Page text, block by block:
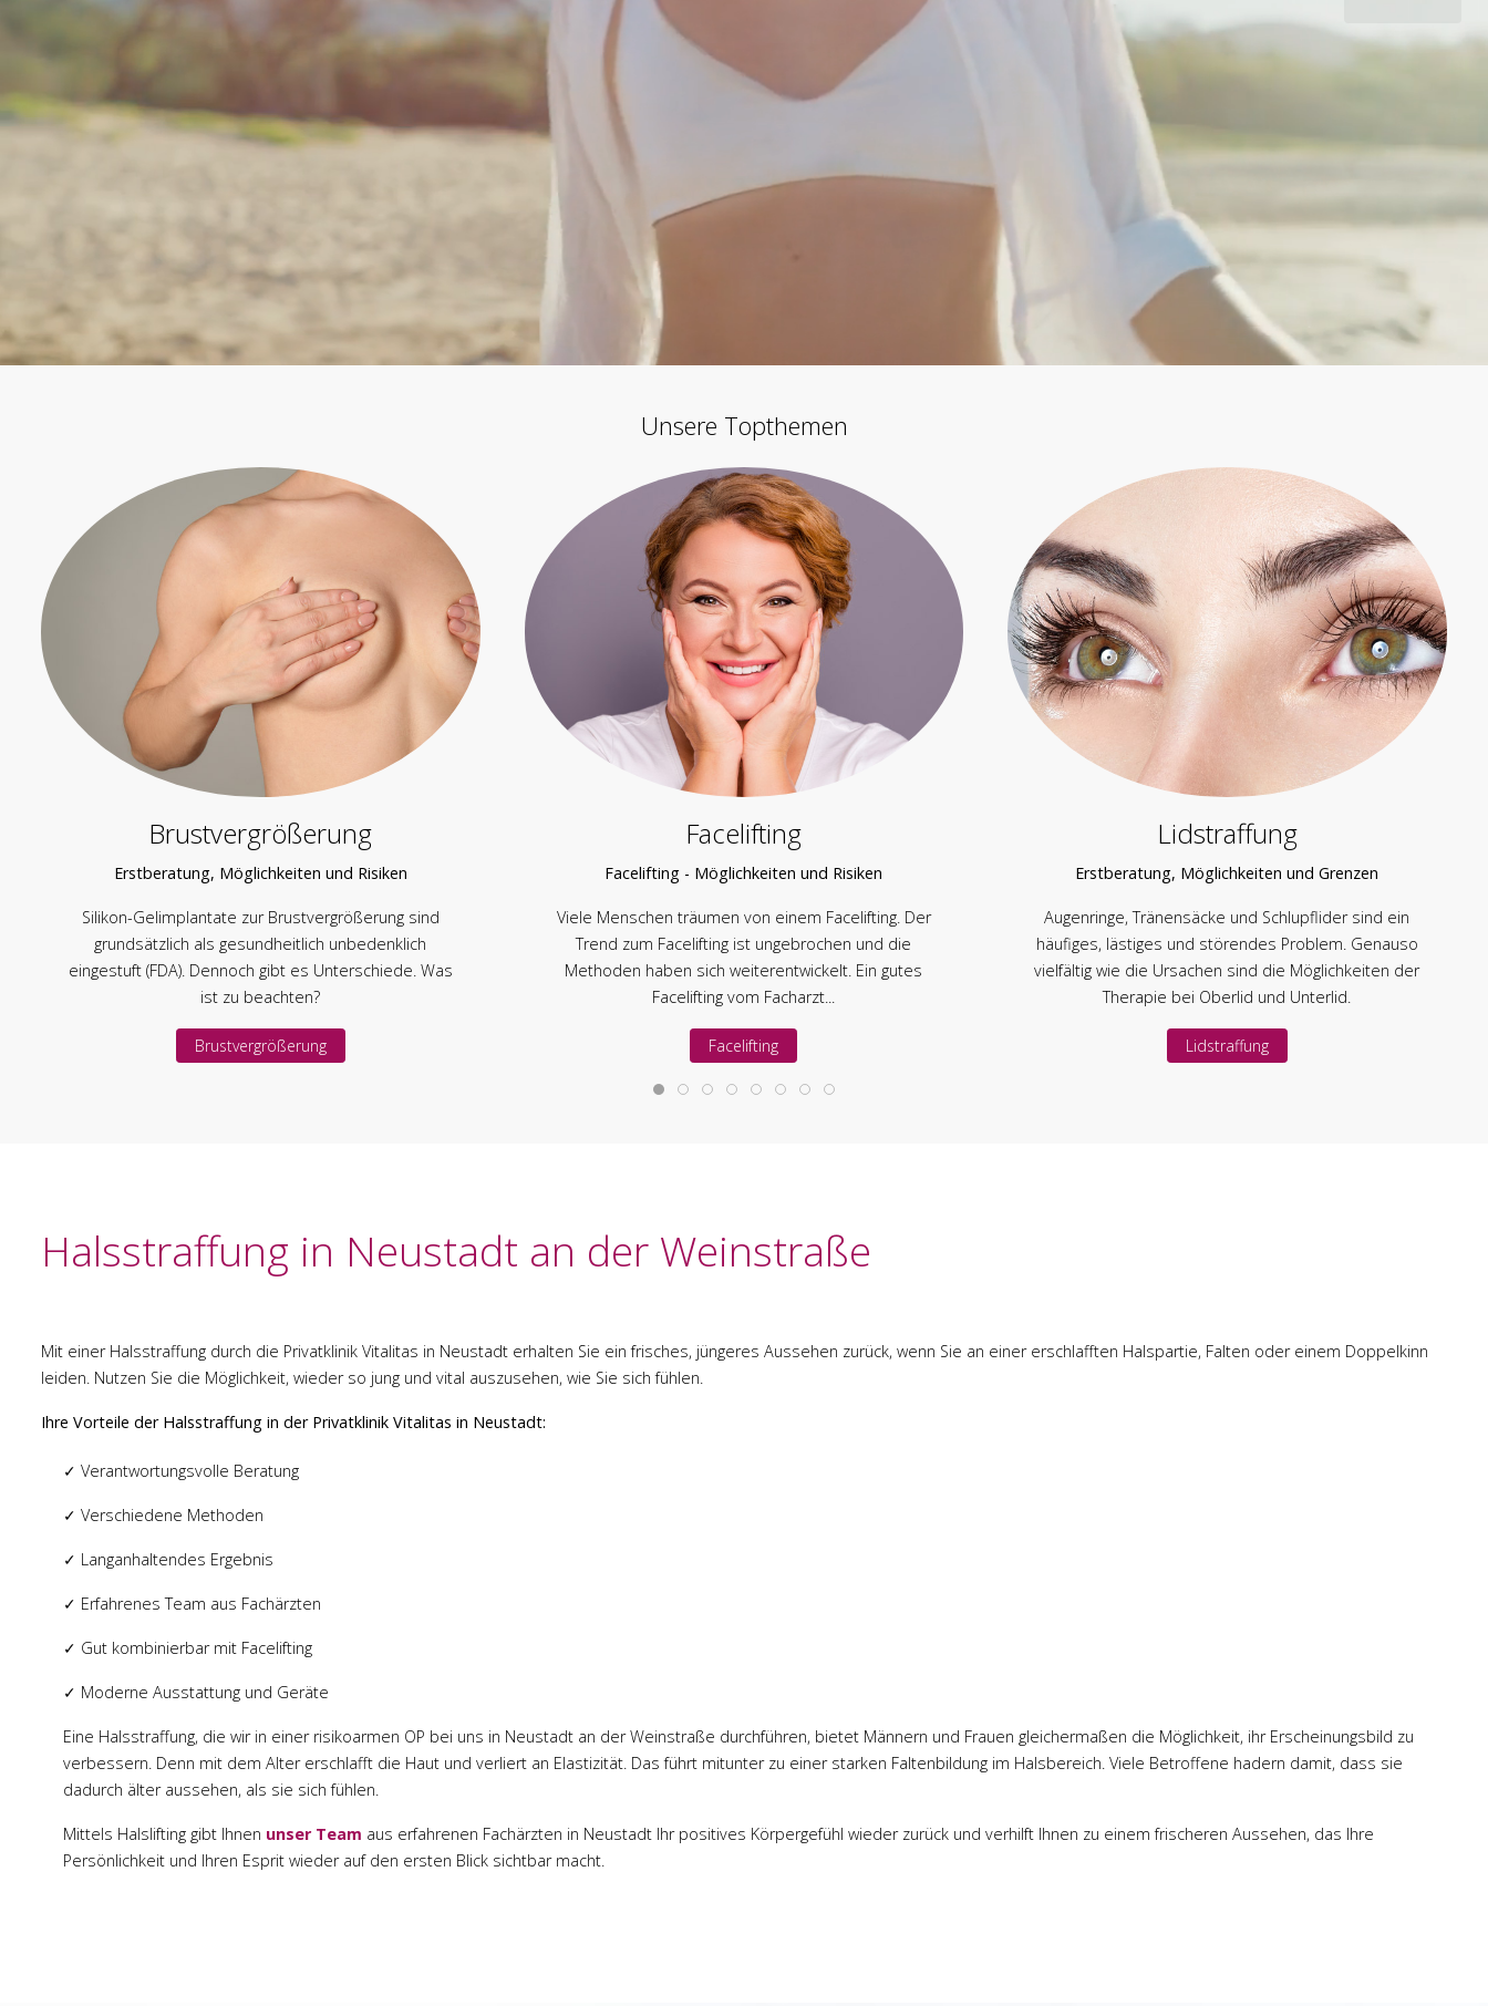
Unsere Topthemen
Brustvergrößerung
Erstberatung, Möglichkeiten und Risiken
Silikon-Gelimplantate zur Brustvergrößerung sind
grundsätzlich als gesundheitlich unbedenklich
eingestuft (FDA). Dennoch gibt es Unterschiede. Was
ist zu beachten?
Brustvergrößerung
Facelifting
Facelifting - Möglichkeiten und Risiken
Viele Menschen träumen von einem Facelifting. Der
Trend zum Facelifting ist ungebrochen und die
Methoden haben sich weiterentwickelt. Ein gutes
Facelifting vom Facharzt...
Facelifting
Lidstraffung
Erstberatung, Möglichkeiten und Grenzen
Augenringe, Tränensäcke und Schlupflider sind ein
häufiges, lästiges und störendes Problem. Genauso
vielfältig wie die Ursachen sind die Möglichkeiten der
Therapie bei Oberlid und Unterlid.
Lidstraffung
Halsstraffung in Neustadt an der Weinstraße
Mit einer Halsstraffung durch die Privatklinik Vitalitas in Neustadt erhalten Sie ein frisches, jüngeres Aussehen zurück, wenn Sie an einer erschlafften Halspartie, Falten oder einem Doppelkinn
leiden. Nutzen Sie die Möglichkeit, wieder so jung und vital auszusehen, wie Sie sich fühlen.
Ihre Vorteile der Halsstraffung in der Privatklinik Vitalitas in Neustadt:
✓ Verantwortungsvolle Beratung
✓ Verschiedene Methoden
✓ Langanhaltendes Ergebnis
✓ Erfahrenes Team aus Fachärzten
✓ Gut kombinierbar mit Facelifting
✓ Moderne Ausstattung und Geräte
Eine Halsstraffung, die wir in einer risikoarmen OP bei uns in Neustadt an der Weinstraße durchführen, bietet Männern und Frauen gleichermaßen die Möglichkeit, ihr Erscheinungsbild zu
verbessern. Denn mit dem Alter erschlafft die Haut und verliert an Elastizität. Das führt mitunter zu einer starken Faltenbildung im Halsbereich. Viele Betroffene hadern damit, dass sie
dadurch älter aussehen, als sie sich fühlen.
Mittels Halslifting gibt Ihnen unser Team aus erfahrenen Fachärzten in Neustadt Ihr positives Körpergefühl wieder zurück und verhilft Ihnen zu einem frischeren Aussehen, das Ihre
Persönlichkeit und Ihren Esprit wieder auf den ersten Blick sichtbar macht.